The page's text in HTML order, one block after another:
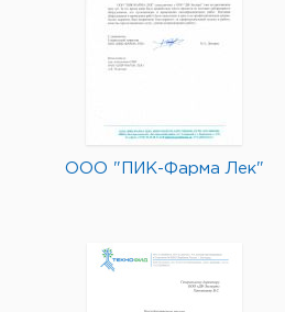
ООО "ПИК-Фарма Лек"